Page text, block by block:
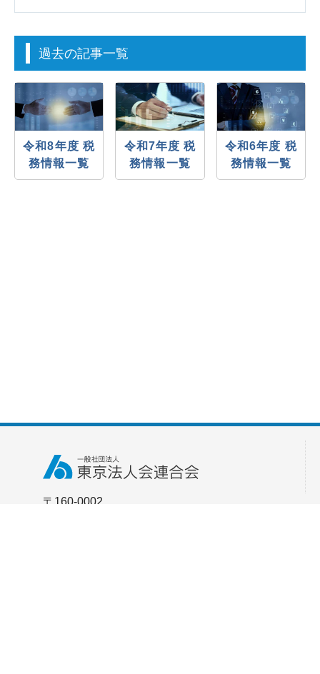
過去の記事一覧
令和8年度 税
務情報一覧
令和7年度 税
務情報一覧
令和6年度 税
務情報一覧
〒160-0002